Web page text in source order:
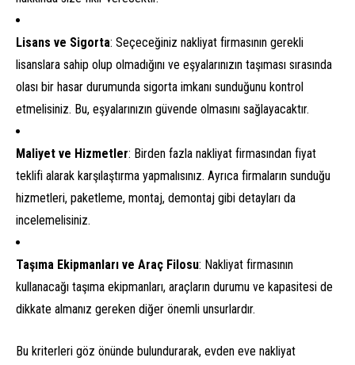
Lisans ve Sigorta: Seçeceğiniz nakliyat firmasının gerekli
lisanslara sahip olup olmadığını ve eşyalarınızın taşıması sırasında
olası bir hasar durumunda sigorta imkanı sunduğunu kontrol
etmelisiniz. Bu, eşyalarınızın güvende olmasını sağlayacaktır.
Maliyet ve Hizmetler: Birden fazla nakliyat firmasından fiyat
teklifi alarak karşılaştırma yapmalısınız. Ayrıca firmaların sunduğu
hizmetleri, paketleme, montaj, demontaj gibi detayları da
incelemelisiniz.
Taşıma Ekipmanları ve Araç Filosu: Nakliyat firmasının
kullanacağı taşıma ekipmanları, araçların durumu ve kapasitesi de
dikkate almanız gereken diğer önemli unsurlardır.
Bu kriterleri göz önünde bulundurarak, evden eve nakliyat